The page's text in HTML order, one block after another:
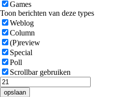
Games
Toon berichten van deze types
Weblog
Column
(P)review
Special
Poll
Scrollbar gebruiken
opslaan